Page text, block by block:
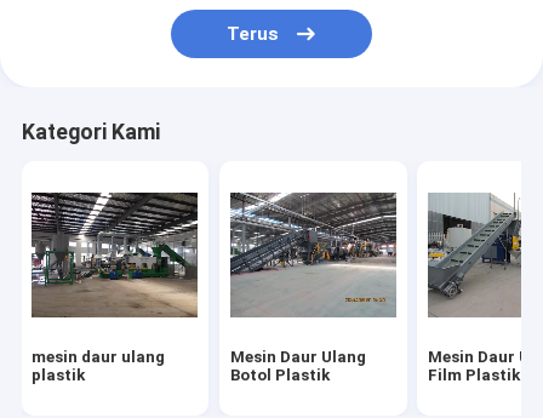
Terus
Kategori Kami
mesin daur ulang
plastik
Mesin Daur Ulang
Botol Plastik
Mesin Daur
Film Plastik